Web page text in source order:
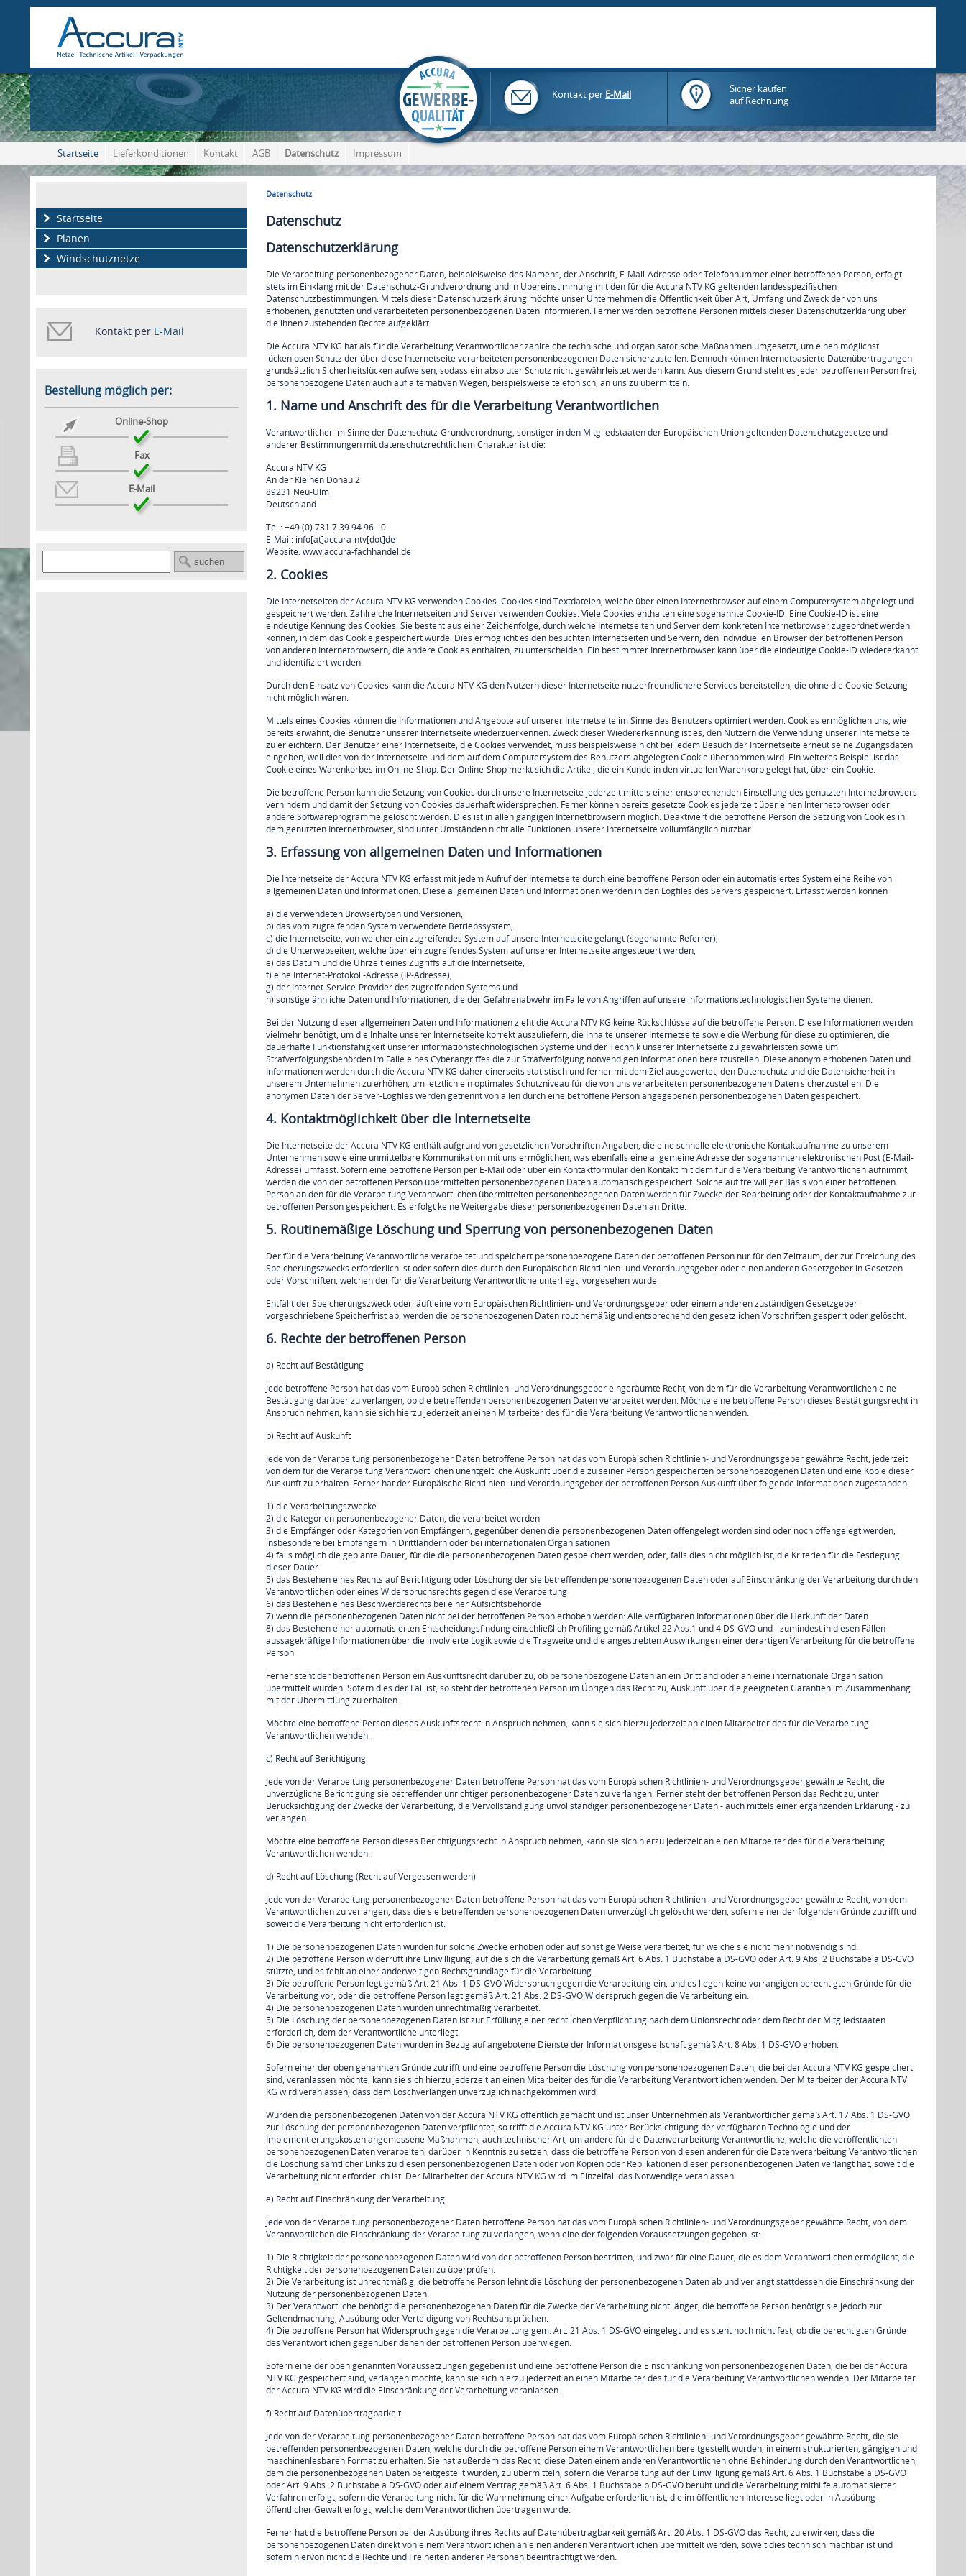
Kontakt per E-Mail
Sicher kaufen
auf Rechnung
Startseite Lieferkonditionen Kontakt AGB Datenschutz Impressum
Startseite
Planen
Windschutznetze
Kontakt per E-Mail
Bestellung möglich per:
Online-Shop
Fax
E-Mail
Datenschutz
Datenschutz
Datenschutzerklärung
Die Verarbeitung personenbezogener Daten, beispielsweise des Namens, der Anschrift, E-Mail-Adresse oder Telefonnummer einer betroffenen Person, erfolgt
stets im Einklang mit der Datenschutz-Grundverordnung und in Übereinstimmung mit den für die Accura NTV KG geltenden landesspezifischen
Datenschutzbestimmungen. Mittels dieser Datenschutzerklärung möchte unser Unternehmen die Öffentlichkeit über Art, Umfang und Zweck der von uns
erhobenen, genutzten und verarbeiteten personenbezogenen Daten informieren. Ferner werden betroffene Personen mittels dieser Datenschutzerklärung über
die ihnen zustehenden Rechte aufgeklärt.
Die Accura NTV KG hat als für die Verarbeitung Verantwortlicher zahlreiche technische und organisatorische Maßnahmen umgesetzt, um einen möglichst
lückenlosen Schutz der über diese Internetseite verarbeiteten personenbezogenen Daten sicherzustellen. Dennoch können Internetbasierte Datenübertragungen
grundsätzlich Sicherheitslücken aufweisen, sodass ein absoluter Schutz nicht gewährleistet werden kann. Aus diesem Grund steht es jeder betroffenen Person frei,
personenbezogene Daten auch auf alternativen Wegen, beispielsweise telefonisch, an uns zu übermitteln.
1. Name und Anschrift des für die Verarbeitung Verantwortlichen
Verantwortlicher im Sinne der Datenschutz-Grundverordnung, sonstiger in den Mitgliedstaaten der Europäischen Union geltenden Datenschutzgesetze und
anderer Bestimmungen mit datenschutzrechtlichem Charakter ist die:
Accura NTV KG
An der Kleinen Donau 2
89231 Neu-Ulm
Deutschland
Tel.: +49 (0) 731 7 39 94 96 - 0
E-Mail: info[at]accura-ntv[dot]de
Website: www.accura-fachhandel.de
2. Cookies
Die Internetseiten der Accura NTV KG verwenden Cookies. Cookies sind Textdateien, welche über einen Internetbrowser auf einem Computersystem abgelegt und
gespeichert werden. Zahlreiche Internetseiten und Server verwenden Cookies. Viele Cookies enthalten eine sogenannte Cookie-ID. Eine Cookie-ID ist eine
eindeutige Kennung des Cookies. Sie besteht aus einer Zeichenfolge, durch welche Internetseiten und Server dem konkreten Internetbrowser zugeordnet werden
können, in dem das Cookie gespeichert wurde. Dies ermöglicht es den besuchten Internetseiten und Servern, den individuellen Browser der betroffenen Person
von anderen Internetbrowsern, die andere Cookies enthalten, zu unterscheiden. Ein bestimmter Internetbrowser kann über die eindeutige Cookie-ID wiedererkannt
und identifiziert werden.
Durch den Einsatz von Cookies kann die Accura NTV KG den Nutzern dieser Internetseite nutzerfreundlichere Services bereitstellen, die ohne die Cookie-Setzung
nicht möglich wären.
Mittels eines Cookies können die Informationen und Angebote auf unserer Internetseite im Sinne des Benutzers optimiert werden. Cookies ermöglichen uns, wie
bereits erwähnt, die Benutzer unserer Internetseite wiederzuerkennen. Zweck dieser Wiedererkennung ist es, den Nutzern die Verwendung unserer Internetseite
zu erleichtern. Der Benutzer einer Internetseite, die Cookies verwendet, muss beispielsweise nicht bei jedem Besuch der Internetseite erneut seine Zugangsdaten
eingeben, weil dies von der Internetseite und dem auf dem Computersystem des Benutzers abgelegten Cookie übernommen wird. Ein weiteres Beispiel ist das
Cookie eines Warenkorbes im Online-Shop. Der Online-Shop merkt sich die Artikel, die ein Kunde in den virtuellen Warenkorb gelegt hat, über ein Cookie.
Die betroffene Person kann die Setzung von Cookies durch unsere Internetseite jederzeit mittels einer entsprechenden Einstellung des genutzten Internetbrowsers
verhindern und damit der Setzung von Cookies dauerhaft widersprechen. Ferner können bereits gesetzte Cookies jederzeit über einen Internetbrowser oder
andere Softwareprogramme gelöscht werden. Dies ist in allen gängigen Internetbrowsern möglich. Deaktiviert die betroffene Person die Setzung von Cookies in
dem genutzten Internetbrowser, sind unter Umständen nicht alle Funktionen unserer Internetseite vollumfänglich nutzbar.
3. Erfassung von allgemeinen Daten und Informationen
Die Internetseite der Accura NTV KG erfasst mit jedem Aufruf der Internetseite durch eine betroffene Person oder ein automatisiertes System eine Reihe von
allgemeinen Daten und Informationen. Diese allgemeinen Daten und Informationen werden in den Logfiles des Servers gespeichert. Erfasst werden können
a) die verwendeten Browsertypen und Versionen,
b) das vom zugreifenden System verwendete Betriebssystem,
c) die Internetseite, von welcher ein zugreifendes System auf unsere Internetseite gelangt (sogenannte Referrer),
d) die Unterwebseiten, welche über ein zugreifendes System auf unserer Internetseite angesteuert werden,
e) das Datum und die Uhrzeit eines Zugriffs auf die Internetseite,
f) eine Internet-Protokoll-Adresse (IP-Adresse),
g) der Internet-Service-Provider des zugreifenden Systems und
h) sonstige ähnliche Daten und Informationen, die der Gefahrenabwehr im Falle von Angriffen auf unsere informationstechnologischen Systeme dienen.
Bei der Nutzung dieser allgemeinen Daten und Informationen zieht die Accura NTV KG keine Rückschlüsse auf die betroffene Person. Diese Informationen werden
vielmehr benötigt, um die Inhalte unserer Internetseite korrekt auszuliefern, die Inhalte unserer Internetseite sowie die Werbung für diese zu optimieren, die
dauerhafte Funktionsfähigkeit unserer informationstechnologischen Systeme und der Technik unserer Internetseite zu gewährleisten sowie um
Strafverfolgungsbehörden im Falle eines Cyberangriffes die zur Strafverfolgung notwendigen Informationen bereitzustellen. Diese anonym erhobenen Daten und
Informationen werden durch die Accura NTV KG daher einerseits statistisch und ferner mit dem Ziel ausgewertet, den Datenschutz und die Datensicherheit in
unserem Unternehmen zu erhöhen, um letztlich ein optimales Schutzniveau für die von uns verarbeiteten personenbezogenen Daten sicherzustellen. Die
anonymen Daten der Server-Logfiles werden getrennt von allen durch eine betroffene Person angegebenen personenbezogenen Daten gespeichert.
4. Kontaktmöglichkeit über die Internetseite
Die Internetseite der Accura NTV KG enthält aufgrund von gesetzlichen Vorschriften Angaben, die eine schnelle elektronische Kontaktaufnahme zu unserem
Unternehmen sowie eine unmittelbare Kommunikation mit uns ermöglichen, was ebenfalls eine allgemeine Adresse der sogenannten elektronischen Post (E-Mail-
Adresse) umfasst. Sofern eine betroffene Person per E-Mail oder über ein Kontaktformular den Kontakt mit dem für die Verarbeitung Verantwortlichen aufnimmt,
werden die von der betroffenen Person übermittelten personenbezogenen Daten automatisch gespeichert. Solche auf freiwilliger Basis von einer betroffenen
Person an den für die Verarbeitung Verantwortlichen übermittelten personenbezogenen Daten werden für Zwecke der Bearbeitung oder der Kontaktaufnahme zur
betroffenen Person gespeichert. Es erfolgt keine Weitergabe dieser personenbezogenen Daten an Dritte.
5. Routinemäßige Löschung und Sperrung von personenbezogenen Daten
Der für die Verarbeitung Verantwortliche verarbeitet und speichert personenbezogene Daten der betroffenen Person nur für den Zeitraum, der zur Erreichung des
Speicherungszwecks erforderlich ist oder sofern dies durch den Europäischen Richtlinien- und Verordnungsgeber oder einen anderen Gesetzgeber in Gesetzen
oder Vorschriften, welchen der für die Verarbeitung Verantwortliche unterliegt, vorgesehen wurde.
Entfällt der Speicherungszweck oder läuft eine vom Europäischen Richtlinien- und Verordnungsgeber oder einem anderen zuständigen Gesetzgeber
vorgeschriebene Speicherfrist ab, werden die personenbezogenen Daten routinemäßig und entsprechend den gesetzlichen Vorschriften gesperrt oder gelöscht.
6. Rechte der betroffenen Person
a) Recht auf Bestätigung
Jede betroffene Person hat das vom Europäischen Richtlinien- und Verordnungsgeber eingeräumte Recht, von dem für die Verarbeitung Verantwortlichen eine
Bestätigung darüber zu verlangen, ob die betreffenden personenbezogenen Daten verarbeitet werden. Möchte eine betroffene Person dieses Bestätigungsrecht in
Anspruch nehmen, kann sie sich hierzu jederzeit an einen Mitarbeiter des für die Verarbeitung Verantwortlichen wenden.
b) Recht auf Auskunft
Jede von der Verarbeitung personenbezogener Daten betroffene Person hat das vom Europäischen Richtlinien- und Verordnungsgeber gewährte Recht, jederzeit
von dem für die Verarbeitung Verantwortlichen unentgeltliche Auskunft über die zu seiner Person gespeicherten personenbezogenen Daten und eine Kopie dieser
Auskunft zu erhalten. Ferner hat der Europäische Richtlinien- und Verordnungsgeber der betroffenen Person Auskunft über folgende Informationen zugestanden:
1) die Verarbeitungszwecke
2) die Kategorien personenbezogener Daten, die verarbeitet werden
3) die Empfänger oder Kategorien von Empfängern, gegenüber denen die personenbezogenen Daten offengelegt worden sind oder noch offengelegt werden,
insbesondere bei Empfängern in Drittländern oder bei internationalen Organisationen
4) falls möglich die geplante Dauer, für die die personenbezogenen Daten gespeichert werden, oder, falls dies nicht möglich ist, die Kriterien für die Festlegung
dieser Dauer
5) das Bestehen eines Rechts auf Berichtigung oder Löschung der sie betreffenden personenbezogenen Daten oder auf Einschränkung der Verarbeitung durch den
Verantwortlichen oder eines Widerspruchsrechts gegen diese Verarbeitung
6) das Bestehen eines Beschwerderechts bei einer Aufsichtsbehörde
7) wenn die personenbezogenen Daten nicht bei der betroffenen Person erhoben werden: Alle verfügbaren Informationen über die Herkunft der Daten
8) das Bestehen einer automatisierten Entscheidungsfindung einschließlich Profiling gemäß Artikel 22 Abs.1 und 4 DS-GVO und - zumindest in diesen Fällen -
aussagekräftige Informationen über die involvierte Logik sowie die Tragweite und die angestrebten Auswirkungen einer derartigen Verarbeitung für die betroffene
Person
Ferner steht der betroffenen Person ein Auskunftsrecht darüber zu, ob personenbezogene Daten an ein Drittland oder an eine internationale Organisation
übermittelt wurden. Sofern dies der Fall ist, so steht der betroffenen Person im Übrigen das Recht zu, Auskunft über die geeigneten Garantien im Zusammenhang
mit der Übermittlung zu erhalten.
Möchte eine betroffene Person dieses Auskunftsrecht in Anspruch nehmen, kann sie sich hierzu jederzeit an einen Mitarbeiter des für die Verarbeitung
Verantwortlichen wenden.
c) Recht auf Berichtigung
Jede von der Verarbeitung personenbezogener Daten betroffene Person hat das vom Europäischen Richtlinien- und Verordnungsgeber gewährte Recht, die
unverzügliche Berichtigung sie betreffender unrichtiger personenbezogener Daten zu verlangen. Ferner steht der betroffenen Person das Recht zu, unter
Berücksichtigung der Zwecke der Verarbeitung, die Vervollständigung unvollständiger personenbezogener Daten - auch mittels einer ergänzenden Erklärung - zu
verlangen.
Möchte eine betroffene Person dieses Berichtigungsrecht in Anspruch nehmen, kann sie sich hierzu jederzeit an einen Mitarbeiter des für die Verarbeitung
Verantwortlichen wenden.
d) Recht auf Löschung (Recht auf Vergessen werden)
Jede von der Verarbeitung personenbezogener Daten betroffene Person hat das vom Europäischen Richtlinien- und Verordnungsgeber gewährte Recht, von dem
Verantwortlichen zu verlangen, dass die sie betreffenden personenbezogenen Daten unverzüglich gelöscht werden, sofern einer der folgenden Gründe zutrifft und
soweit die Verarbeitung nicht erforderlich ist:
1) Die personenbezogenen Daten wurden für solche Zwecke erhoben oder auf sonstige Weise verarbeitet, für welche sie nicht mehr notwendig sind.
2) Die betroffene Person widerruft ihre Einwilligung, auf die sich die Verarbeitung gemäß Art. 6 Abs. 1 Buchstabe a DS-GVO oder Art. 9 Abs. 2 Buchstabe a DS-GVO
stützte, und es fehlt an einer anderweitigen Rechtsgrundlage für die Verarbeitung.
3) Die betroffene Person legt gemäß Art. 21 Abs. 1 DS-GVO Widerspruch gegen die Verarbeitung ein, und es liegen keine vorrangigen berechtigten Gründe für die
Verarbeitung vor, oder die betroffene Person legt gemäß Art. 21 Abs. 2 DS-GVO Widerspruch gegen die Verarbeitung ein.
4) Die personenbezogenen Daten wurden unrechtmäßig verarbeitet.
5) Die Löschung der personenbezogenen Daten ist zur Erfüllung einer rechtlichen Verpflichtung nach dem Unionsrecht oder dem Recht der Mitgliedstaaten
erforderlich, dem der Verantwortliche unterliegt.
6) Die personenbezogenen Daten wurden in Bezug auf angebotene Dienste der Informationsgesellschaft gemäß Art. 8 Abs. 1 DS-GVO erhoben.
Sofern einer der oben genannten Gründe zutrifft und eine betroffene Person die Löschung von personenbezogenen Daten, die bei der Accura NTV KG gespeichert
sind, veranlassen möchte, kann sie sich hierzu jederzeit an einen Mitarbeiter des für die Verarbeitung Verantwortlichen wenden. Der Mitarbeiter der Accura NTV
KG wird veranlassen, dass dem Löschverlangen unverzüglich nachgekommen wird.
Wurden die personenbezogenen Daten von der Accura NTV KG öffentlich gemacht und ist unser Unternehmen als Verantwortlicher gemäß Art. 17 Abs. 1 DS-GVO
zur Löschung der personenbezogenen Daten verpflichtet, so trifft die Accura NTV KG unter Berücksichtigung der verfügbaren Technologie und der
Implementierungskosten angemessene Maßnahmen, auch technischer Art, um andere für die Datenverarbeitung Verantwortliche, welche die veröffentlichten
personenbezogenen Daten verarbeiten, darüber in Kenntnis zu setzen, dass die betroffene Person von diesen anderen für die Datenverarbeitung Verantwortlichen
die Löschung sämtlicher Links zu diesen personenbezogenen Daten oder von Kopien oder Replikationen dieser personenbezogenen Daten verlangt hat, soweit die
Verarbeitung nicht erforderlich ist. Der Mitarbeiter der Accura NTV KG wird im Einzelfall das Notwendige veranlassen.
e) Recht auf Einschränkung der Verarbeitung
Jede von der Verarbeitung personenbezogener Daten betroffene Person hat das vom Europäischen Richtlinien- und Verordnungsgeber gewährte Recht, von dem
Verantwortlichen die Einschränkung der Verarbeitung zu verlangen, wenn eine der folgenden Voraussetzungen gegeben ist:
1) Die Richtigkeit der personenbezogenen Daten wird von der betroffenen Person bestritten, und zwar für eine Dauer, die es dem Verantwortlichen ermöglicht, die
Richtigkeit der personenbezogenen Daten zu überprüfen.
2) Die Verarbeitung ist unrechtmäßig, die betroffene Person lehnt die Löschung der personenbezogenen Daten ab und verlangt stattdessen die Einschränkung der
Nutzung der personenbezogenen Daten.
3) Der Verantwortliche benötigt die personenbezogenen Daten für die Zwecke der Verarbeitung nicht länger, die betroffene Person benötigt sie jedoch zur
Geltendmachung, Ausübung oder Verteidigung von Rechtsansprüchen.
4) Die betroffene Person hat Widerspruch gegen die Verarbeitung gem. Art. 21 Abs. 1 DS-GVO eingelegt und es steht noch nicht fest, ob die berechtigten Gründe
des Verantwortlichen gegenüber denen der betroffenen Person überwiegen.
Sofern eine der oben genannten Voraussetzungen gegeben ist und eine betroffene Person die Einschränkung von personenbezogenen Daten, die bei der Accura
NTV KG gespeichert sind, verlangen möchte, kann sie sich hierzu jederzeit an einen Mitarbeiter des für die Verarbeitung Verantwortlichen wenden. Der Mitarbeiter
der Accura NTV KG wird die Einschränkung der Verarbeitung veranlassen.
f) Recht auf Datenübertragbarkeit
Jede von der Verarbeitung personenbezogener Daten betroffene Person hat das vom Europäischen Richtlinien- und Verordnungsgeber gewährte Recht, die sie
betreffenden personenbezogenen Daten, welche durch die betroffene Person einem Verantwortlichen bereitgestellt wurden, in einem strukturierten, gängigen und
maschinenlesbaren Format zu erhalten. Sie hat außerdem das Recht, diese Daten einem anderen Verantwortlichen ohne Behinderung durch den Verantwortlichen,
dem die personenbezogenen Daten bereitgestellt wurden, zu übermitteln, sofern die Verarbeitung auf der Einwilligung gemäß Art. 6 Abs. 1 Buchstabe a DS-GVO
oder Art. 9 Abs. 2 Buchstabe a DS-GVO oder auf einem Vertrag gemäß Art. 6 Abs. 1 Buchstabe b DS-GVO beruht und die Verarbeitung mithilfe automatisierter
Verfahren erfolgt, sofern die Verarbeitung nicht für die Wahrnehmung einer Aufgabe erforderlich ist, die im öffentlichen Interesse liegt oder in Ausübung
öffentlicher Gewalt erfolgt, welche dem Verantwortlichen übertragen wurde.
Ferner hat die betroffene Person bei der Ausübung ihres Rechts auf Datenübertragbarkeit gemäß Art. 20 Abs. 1 DS-GVO das Recht, zu erwirken, dass die
personenbezogenen Daten direkt von einem Verantwortlichen an einen anderen Verantwortlichen übermittelt werden, soweit dies technisch machbar ist und
sofern hiervon nicht die Rechte und Freiheiten anderer Personen beeinträchtigt werden.